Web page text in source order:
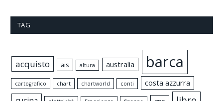
TAG
acquisto ais altura australia barca
cartografico chart chartworld conti costa azzurra